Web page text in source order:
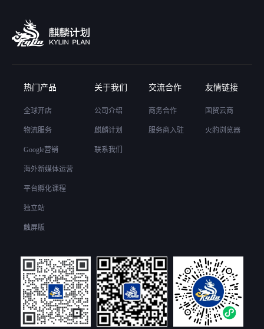
热门产品
全球开店
物流服务
Google营销
海外新媒体运营
平台孵化课程
独立站
触屏版
关于我们
公司介绍
麒麟计划
联系我们
交流合作
商务合作
服务商入驻
友情链接
国贸云商
火豹浏览器